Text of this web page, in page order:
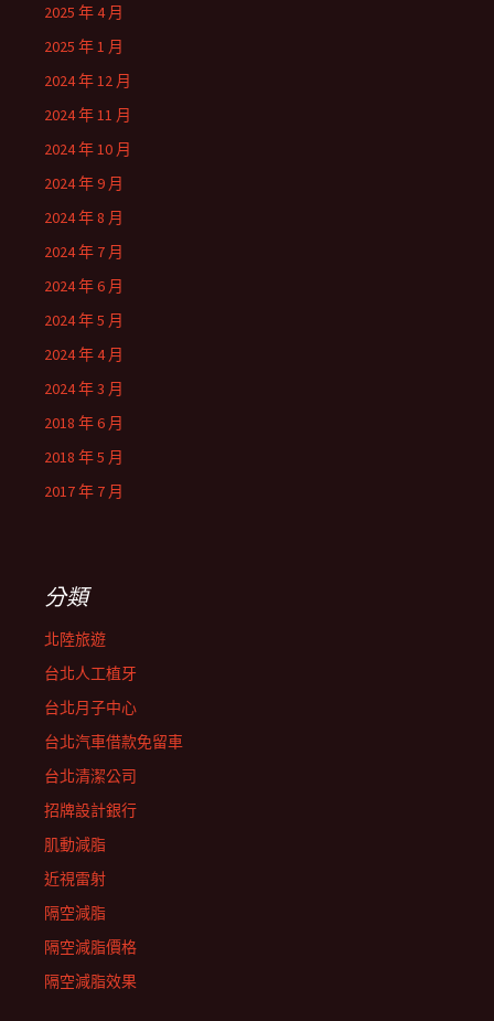
2025 年 4 月
2025 年 1 月
2024 年 12 月
2024 年 11 月
2024 年 10 月
2024 年 9 月
2024 年 8 月
2024 年 7 月
2024 年 6 月
2024 年 5 月
2024 年 4 月
2024 年 3 月
2018 年 6 月
2018 年 5 月
2017 年 7 月
分類
北陸旅遊
台北人工植牙
台北月子中心
台北汽車借款免留車
台北清潔公司
招牌設計銀行
肌動減脂
近視雷射
隔空減脂
隔空減脂價格
隔空減脂效果